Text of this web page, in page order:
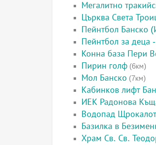
Мегалитно
Църква Света
Пейнтбол Банско
Пейнтбол за
Конна база Пери
Пирин голф (6км)
Мол Банско (7км)
Кабинков лифт
ИЕК Радонова
Водопад
Базилка в
Храм Св. Св.